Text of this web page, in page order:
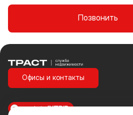
Позвонить
Траст | Служба недвижимости
Офисы и контакты
made inINTRID